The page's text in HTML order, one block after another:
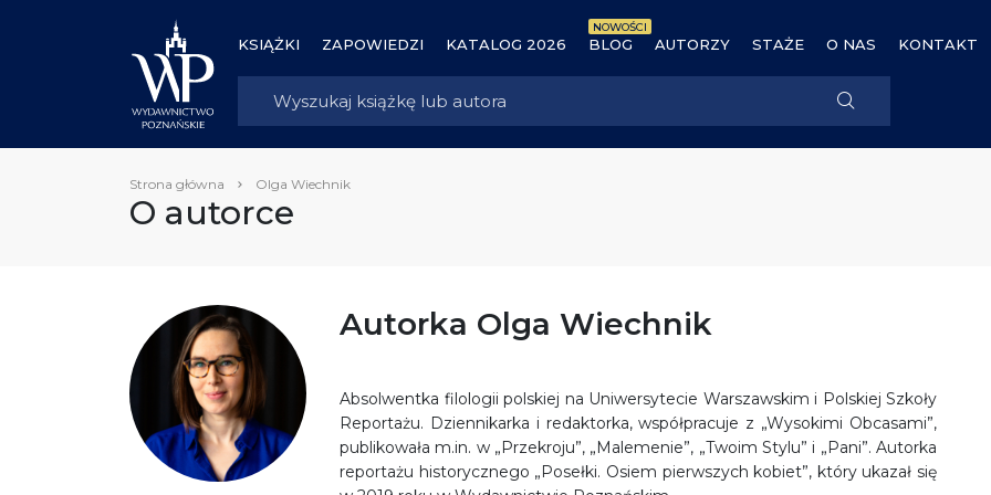
KSIĄŻKI ZAPOWIEDZI KATALOG 2026 BLOG
NOWOŚCI
AUTORZY STAŻE O NAS KONTAKT
Strona główna Olga Wiechnik
O autorce
Autorka Olga Wiechnik
Absolwentka filologii polskiej na Uniwersytecie Warszawskim i Polskiej Szkoły
Reportażu. Dziennikarka i redaktorka, współpracuje z „Wysokimi Obcasami”,
publikowała m.in. w „Przekroju”, „Malemenie”, „Twoim Stylu” i „Pani”. Autorka
reportażu historycznego „Posełki. Osiem pierwszych kobiet”, który ukazał się